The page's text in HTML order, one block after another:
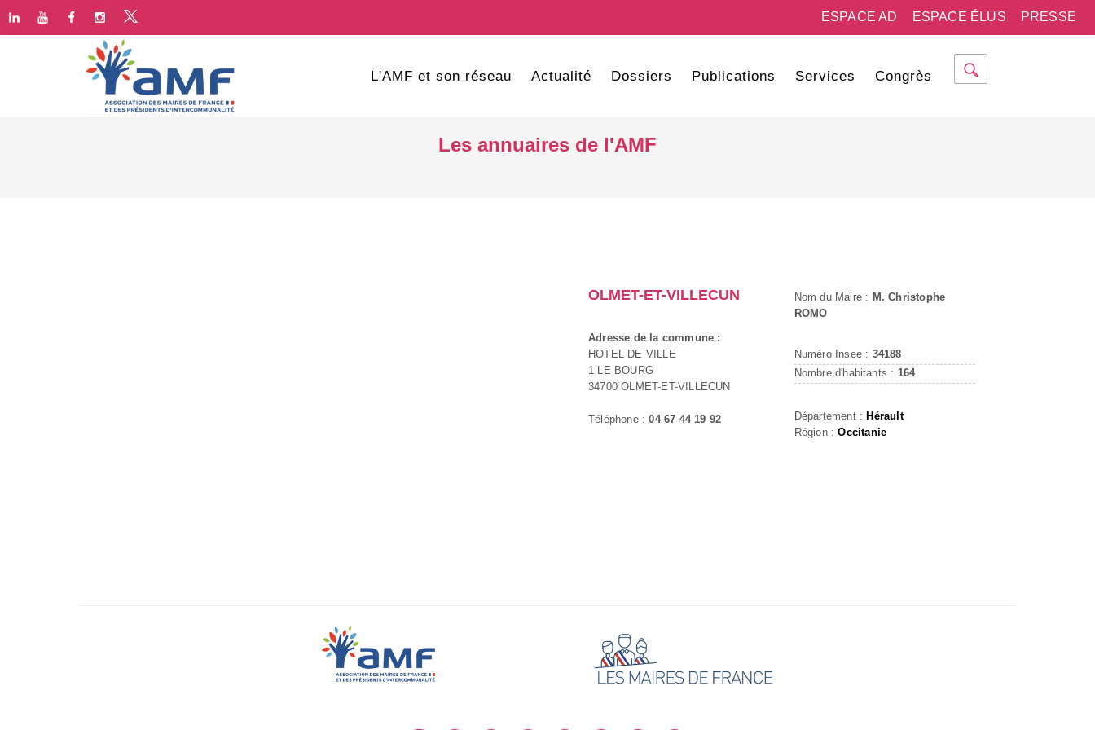
PRESSE
ESPACE ÉLUS
ESPACE AD
L'AMF et son réseau Actualité Dossiers Publications Services Congrès
Les annuaires de l'AMF
OLMET-ET-VILLECUN
Adresse de la commune :
HOTEL DE VILLE
1 LE BOURG
34700 OLMET-ET-VILLECUN
Téléphone :04 67 44 19 92
Nom du Maire : M. Christophe
ROMO
Numéro Insee : 34188
Nombre d'habitants : 164
Département : Hérault
Région :Occitanie